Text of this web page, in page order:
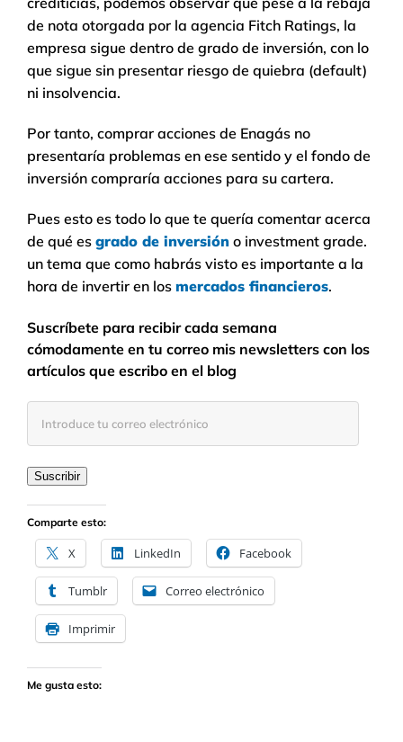
de nota otorgada por la agencia Fitch Ratings, la
empresa sigue dentro de grado de inversión, con lo
que sigue sin presentar riesgo de quiebra (default)
ni insolvencia.
Por tanto, comprar acciones de Enagás no
presentaría problemas en ese sentido y el fondo de
inversión compraría acciones para su cartera.
Pues esto es todo lo que te quería comentar acerca
de qué es grado de inversión o investment grade.
un tema que como habrás visto es importante a la
hora de invertir en los mercados financieros.
Suscríbete para recibir cada semana
cómodamente en tu correo mis newsletters con los
artículos que escribo en el blog
electrónico
Suscribir
Comparte esto:
X LinkedIn Facebook
Tumblr Correo electrónico
Imprimir
Me gusta esto: